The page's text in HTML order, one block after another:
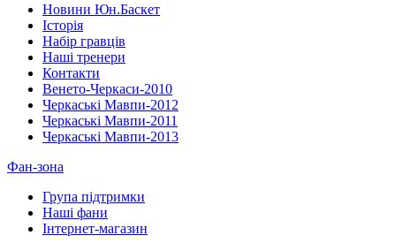
Новини Юн.Баскет
Історія
Набір гравців
Наші тренери
Контакти
Венето-Черкаси-2010
Черкаські Мавпи-2012
Черкаські Мавпи-2011
Черкаські Мавпи-2013
Фан-зона
Група підтримки
Наші фани
Інтернет-магазин